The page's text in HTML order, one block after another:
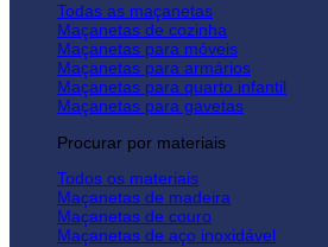
Todas as maçanetas
Maçanetas de cozinha
Maçanetas para móveis
Maçanetas para armários
Maçanetas para quarto infantil
Maçanetas para gavetas
Procurar por materiais
Todos os materiais
Maçanetas de madeira
Maçanetas de couro
Maçanetas de aço inoxidável